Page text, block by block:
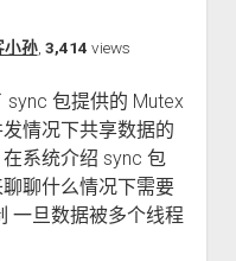
小孙, 3,414 views
包提供的 Mutex
情况下共享数据的
系统介绍 sync 包
聊什么情况下需要
一旦数据被多个线程